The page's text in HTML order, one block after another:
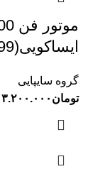
ایساکویی(1010102399)
گروه سایپایی
تومان ۳.۲۰۰.۰۰۰